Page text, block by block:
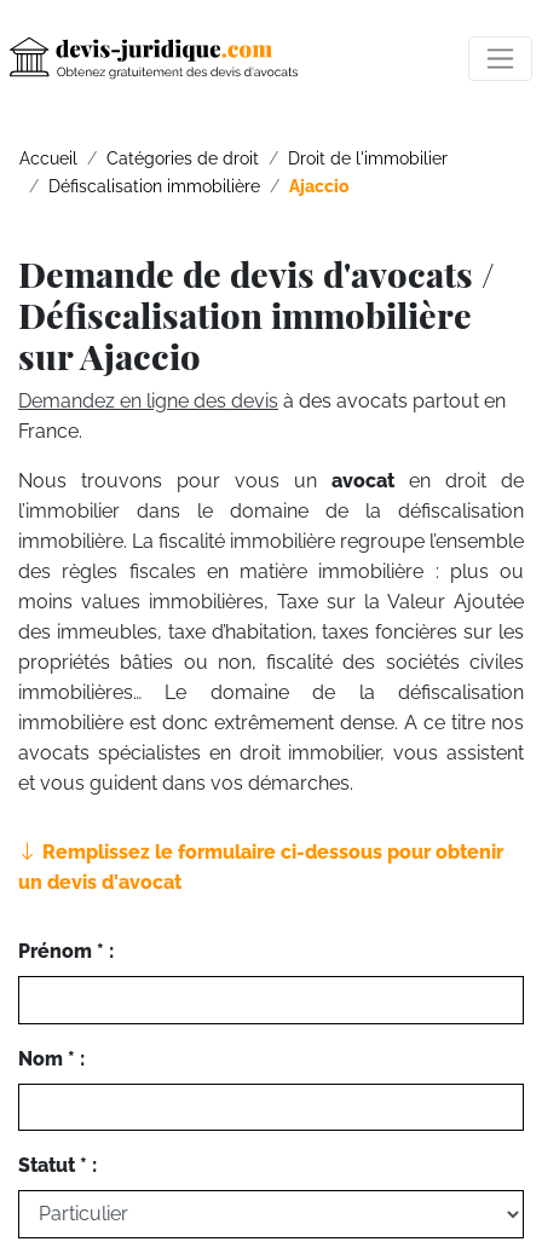
Accueil Catégories de droit
Droit de l'immobilier
Défiscalisation immobilière
Ajaccio
Demande de devis d'avocats /
Défiscalisation immobilière
sur Ajaccio
Demandez en ligne des devis à des avocats partout en
France.
Nous trouvons pour vous un avocat en droit de
l’immobilier dans le domaine de la défiscalisation
immobilière. La fiscalité immobilière regroupe l’ensemble
des règles fiscales en matière immobilière : plus ou
moins values immobilières, Taxe sur la Valeur Ajoutée
des immeubles, taxe d’habitation, taxes foncières sur les
propriétés bâties ou non, fiscalité des sociétés civiles
immobilières… Le domaine de la défiscalisation
immobilière est donc extrêmement dense. A ce titre nos
avocats spécialistes en droit immobilier, vous assistent
et vous guident dans vos démarches.
Remplissez le formulaire ci-dessous pour obtenir
un devis d'avocat
Prénom * :
Nom * :
Statut * :